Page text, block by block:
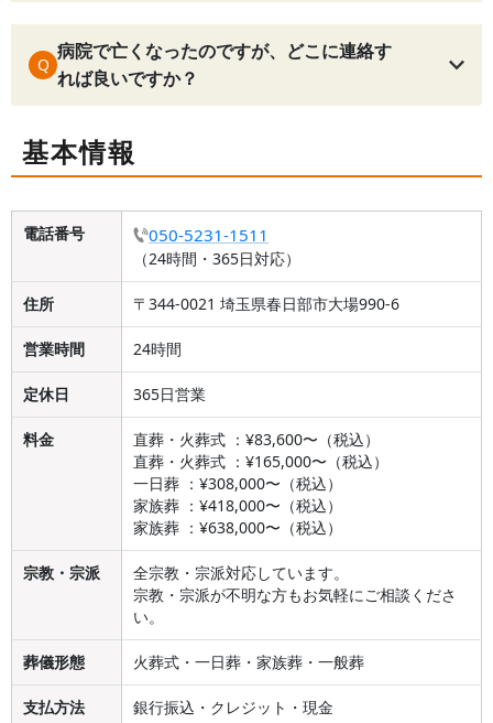
Q
病院で亡くなったのですが、どこに連絡す
れば良いですか？
基本情報
電話番号 050-5231-1511
（24時間・365日対応）
住所 〒344-0021 埼玉県春日部市大場990-6
営業時間 24時間
定休日 365日営業
料金
直葬・火葬式 ：¥83,600〜（税込）
直葬・火葬式 ：¥165,000〜（税込）
一日葬 ：¥308,000〜（税込）
家族葬 ：¥418,000〜（税込）
家族葬 ：¥638,000〜（税込）
宗教・宗派
全宗教・宗派対応しています。
宗教・宗派が不明な方もお気軽にご相談くださ
い。
葬儀形態 火葬式・一日葬・家族葬・一般葬
支払方法 銀行振込・クレジット・現金